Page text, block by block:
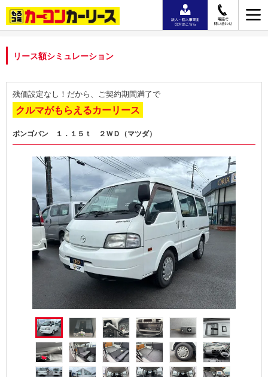
リース額シミュレーション
残価設定なし！だから、ご契約期間満了で
クルマがもらえるカーリース
ボンゴバン １．１５ｔ ２ＷＤ（マツダ）